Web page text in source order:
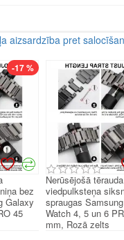
aizsardzība pret
-17 %
bez
Galaxy
45
Nerūsējošā tērauda
viedpulksteņa
spraugas
Watch 4, 5 un 6
mm, Rozā zelts